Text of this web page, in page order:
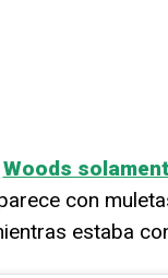
Woods
con
estaba